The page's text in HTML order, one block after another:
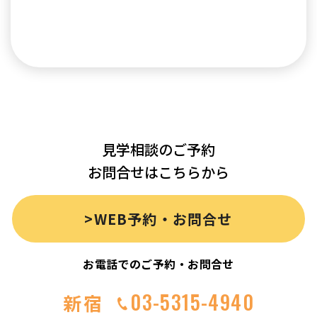
見学相談のご予約
お問合せはこちらから
>WEB予約・お問合せ
お電話でのご予約・お問合せ
新宿 03-5315-4940